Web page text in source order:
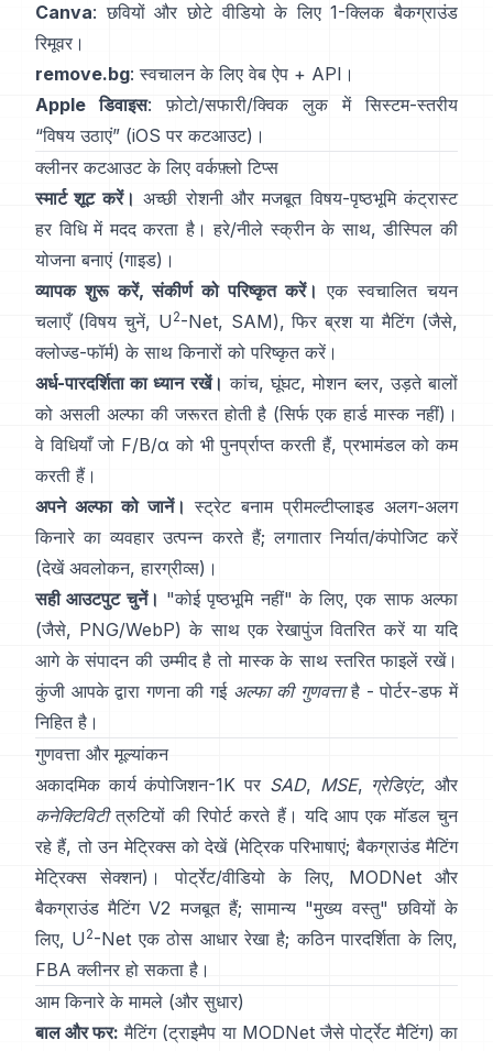
Canva: छवियों और छोटे वीडियो के लिए 1-क्लिक बैकग्राउंड
रिमूवर ।
remove.bg: स्वचालन के लिए वेब ऐप + API ।
Apple डिवाइस: फ़ोटो/सफारी/क्विक लुक में सिस्टम-स्तरीय
“विषय उठाएं” (iOS पर कटआउट)।
क्लीनर कटआउट के लिए वर्कफ़्लो टिप्स
स्मार्ट शूट करें। अच्छी रोशनी और मजबूत विषय-पृष्ठभूमि कंट्रास्ट
हर विधि में मदद करता है। हरे/नीले स्क्रीन के साथ, डीस्पिल की
योजना बनाएं (गाइड)।
व्यापक शुरू करें, संकीर्ण को परिष्कृत करें। एक स्वचालित चयन
चलाएँ (विषय चुनें, U2-Net, SAM), फिर ब्रश या मैटिंग (जैसे,
क्लोज्ड-फॉर्म) के साथ किनारों को परिष्कृत करें।
अर्ध-पारदर्शिता का ध्यान रखें। कांच, घूंघट, मोशन ब्लर, उड़ते बालों
को असली अल्फा की जरूरत होती है (सिर्फ एक हार्ड मास्क नहीं)।
वे विधियाँ जो F/B/α को भी पुनर्प्राप्त करती हैं, प्रभामंडल को कम
करती हैं।
अपने अल्फा को जानें। स्ट्रेट बनाम प्रीमल्टीप्लाइड अलग-अलग
किनारे का व्यवहार उत्पन्न करते हैं; लगातार निर्यात/कंपोजिट करें
(देखें अवलोकन, हारग्रीव्स)।
सही आउटपुट चुनें। "कोई पृष्ठभूमि नहीं" के लिए, एक साफ अल्फा
(जैसे, PNG/WebP) के साथ एक रेखापुंज वितरित करें या यदि
आगे के संपादन की उम्मीद है तो मास्क के साथ स्तरित फाइलें रखें।
कुंजी आपके द्वारा गणना की गई अल्फा की गुणवत्ताहै -पोर्टर-डफ में
निहित है।
गुणवत्ता और मूल्यांकन
अकादमिक कार्यकंपोजिशन-1K पर SAD, MSE, ग्रेडिएंट, और
कनेक्टिविटीत्रुटियों की रिपोर्ट करते हैं। यदि आप एक मॉडल चुन
रहे हैं, तो उन मेट्रिक्स को देखें (मेट्रिक परिभाषाएं; बैकग्राउंड मैटिंग
मेट्रिक्स सेक्शन)। पोर्ट्रेट/वीडियो के लिए, MODNetऔर
बैकग्राउंड मैटिंग V2 मजबूत हैं; सामान्य "मुख्य वस्तु" छवियों के
लिए, U 2-Net एक ठोस आधार रेखा है; कठिन पारदर्शिता के लिए,
FBA क्लीनर हो सकता है।
आम किनारे के मामले (और सुधार)
बाल और फर: मैटिंग (ट्राइमैप या MODNetजैसे पोर्ट्रेट मैटिंग) का